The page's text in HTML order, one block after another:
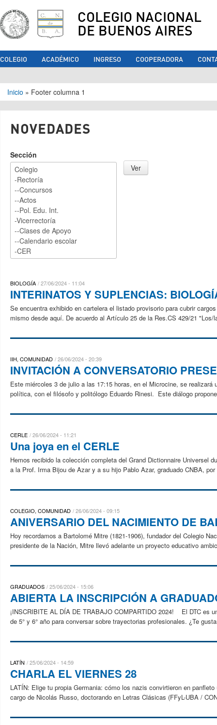
COLEGIO NACIONAL
DE BUENOS AIRES
COLEGIO ACADÉMICO INGRESO COOPERADORA
Se encuentra usted aquí
Inicio » Footer columna 1
NOVEDADES
Sección
BIOLOGÍA 27/06/2024 - 11:04
INTERINATOS Y SUPLENCIAS:
Se encuentra exhibido en cartelera el listado provisorio para cubrir
mismo desde aquí. De acuerdo al Artículo 25 de la Res.CS 429/21 "Los/
IIH, COMUNIDAD 26/06/2024 - 20:39
INVITACIÓN A CONVERSATORIO
Este miércoles 3 de julio a las 17:15 horas, en el Microcine, se
política, con el filósofo y politólogo Eduardo Rinesi. Este diálogo
CERLE 26/06/2024 - 11:21
Una joya en el CERLE
Hemos recibido la colección completa del Grand Dictionnaire Universel
a la Prof. Irma Bijou de Azar y a su hijo Pablo Azar, graduado CNBA,
COLEGIO, COMUNIDAD 26/06/2024 - 09:15
ANIVERSARIO DEL NACIMIENTO DE
Hoy recordamos a Bartolomé Mitre (1821-1906), fundador del Colegio
presidente de la Nación, Mitre llevó adelante un proyecto educativo
GRADUADOS 25/06/2024 - 15:06
ABIERTA LA INSCRIPCIÓN A
¡INSCRIBITE AL DÍA DE TRABAJO COMPARTIDO 2024! El DTC es
de 5° y 6° año para conversar sobre trayectorias profesionales. ¿Te
LATÍN 25/06/2024 - 14:59
CHARLA EL VIERNES 28
LATÍN: Elige tu propia Germania: cómo los nazis convirtieron en
cargo de Nicolás Russo, doctorando en Letras Clásicas (FFyL-UBA /